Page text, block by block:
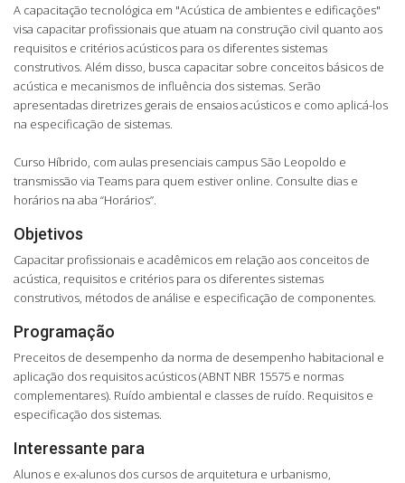
A capacitação tecnológica em "Acústica de ambientes e edificações"
visa capacitar profissionais que atuam na construção civil quanto aos
requisitos e critérios acústicos para os diferentes sistemas
construtivos. Além disso, busca capacitar sobre conceitos básicos de
acústica e mecanismos de influência dos sistemas. Serão
apresentadas diretrizes gerais de ensaios acústicos e como aplicá-los
na especificação de sistemas.
Curso Híbrido, com aulas presenciais campus São Leopoldo e
transmissão via Teams para quem estiver online. Consulte dias e
horários na aba “Horários”.
Objetivos
Capacitar profissionais e acadêmicos em relação aos conceitos de
acústica, requisitos e critérios para os diferentes sistemas
construtivos, métodos de análise e especificação de componentes.
Programação
Preceitos de desempenho da norma de desempenho habitacional e
aplicação dos requisitos acústicos (ABNT NBR 15575 e normas
complementares). Ruído ambiental e classes de ruído. Requisitos e
especificação dos sistemas.
Interessante para
Alunos e ex-alunos dos cursos de arquitetura e urbanismo,